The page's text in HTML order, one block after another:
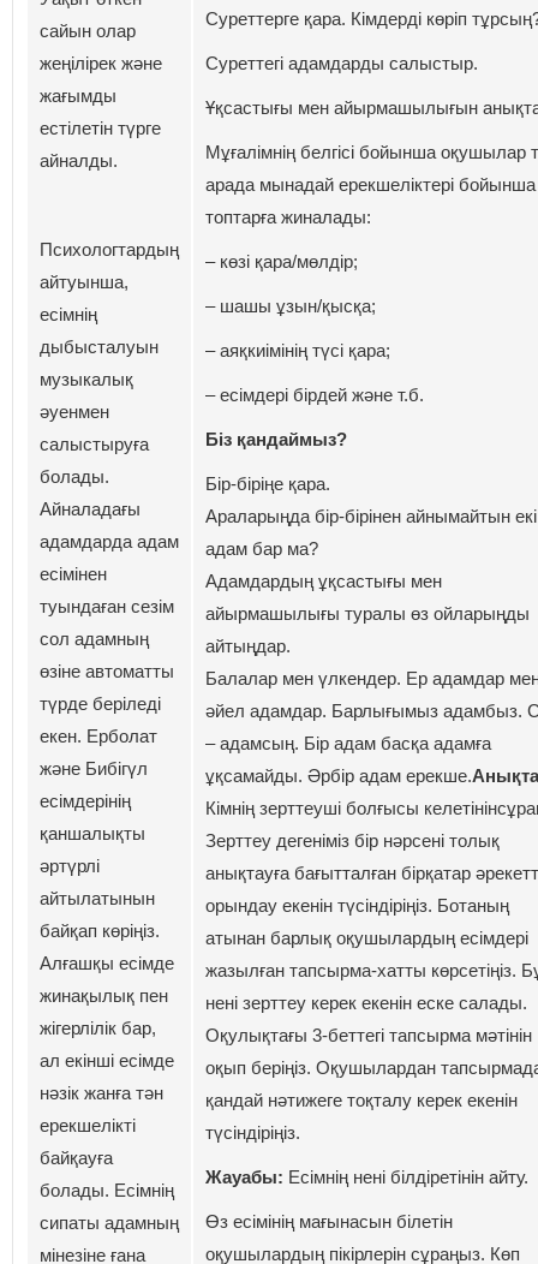
сайын олар
жеңілірек және
жағымды
естілетін түрге
айналды.
Психологтардың
айтуынша,
есімнің
дыбысталуын
музыкалық
әуенмен
салыстыруға
болады.
Айналадағы
адамдарда адам
есімінен
туындаған сезім
сол адамның
өзіне автоматты
түрде беріледі
екен. Ерболат
және Бибігүл
есімдерінің
қаншалықты
әртүрлі
айтылатынын
байқап көріңіз.
Алғашқы есімде
жинақылық пен
жігерлілік бар,
ал екінші есімде
нәзік жанға тән
ерекшелікті
байқауға
болады. Есімнің
сипаты адамның
мінезіне ғана
Cуреттерге қара. Кімдерді көріп
Суреттегі адамдарды салыстыр.
Ұқсастығы мен айырмашылығын
Мұғалімнің белгісі бойынша оқушылар
арада мынадай ерекшеліктері бойынша
топтарға жиналады:
– көзі қара/мөлдір;
– шашы ұзын/қысқа;
– аяқкиімінің түсі қара;
– есімдері бірдей және т.б.
Біз қандаймыз?
Бір-біріңе қара.
Араларыңда бір-бірінен айнымайтын екі
адам бар ма?
Адамдардың ұқсастығы мен
айырмашылығы туралы өз ойларыңды
айтыңдар.
Балалар мен үлкендер. Ер адамдар
әйел адамдар. Барлығымыз адамбыз.
– адамсың. Бір адам басқа адамға
ұқсамайды. Әрбір адам ерекше.
Кімнің зерттеуші болғысы
Зерттеу дегеніміз бір нәрсені толық
анықтауға бағытталған бірқатар
орындау екенін түсіндіріңіз. Ботаның
атынан барлық оқушылардың есімдері
жазылған тапсырма-хатты көрсетіңіз.
нені зерттеу керек екенін еске салады.
Оқулықтағы 3-беттегі тапсырма мәтінін
оқып беріңіз. Оқушылардан
қандай нәтижеге тоқталу керек екенін
түсіндіріңіз.
Жауабы: Eсімнің нені білдіретінін айту.
Өз есімінің мағынасын білетін
оқушылардың пікірлерін сұраңыз. Көп